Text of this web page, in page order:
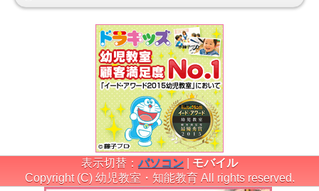
表示切替：パソコン
モバイル
Copyright (C) 幼児教室・知能教育 All rights reserved.